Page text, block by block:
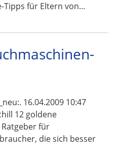
Tipps für Eltern von…
16.04.2009 10:47
12 goldene
für
die sich besser